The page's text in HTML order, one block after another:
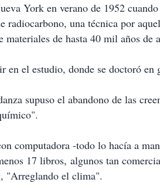
York en verano de 1952
radiocarbono, una técnica por
de hasta 40 mil años de
en el estudio, donde se doctoró en
supuso el abandono de las
computadora -todo lo hacía a
17 libros, algunos tan
"Arreglando el clima".